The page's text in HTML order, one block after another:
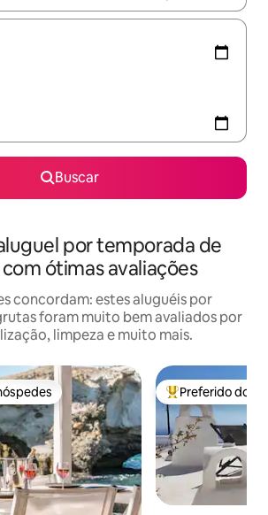
Buscar
por temporada de
ótimas avaliações
concordam: estes aluguéis por
foram muito bem avaliados por
limpeza e muito mais.
preferidos dos hóspedes Entre os
Preferido dos